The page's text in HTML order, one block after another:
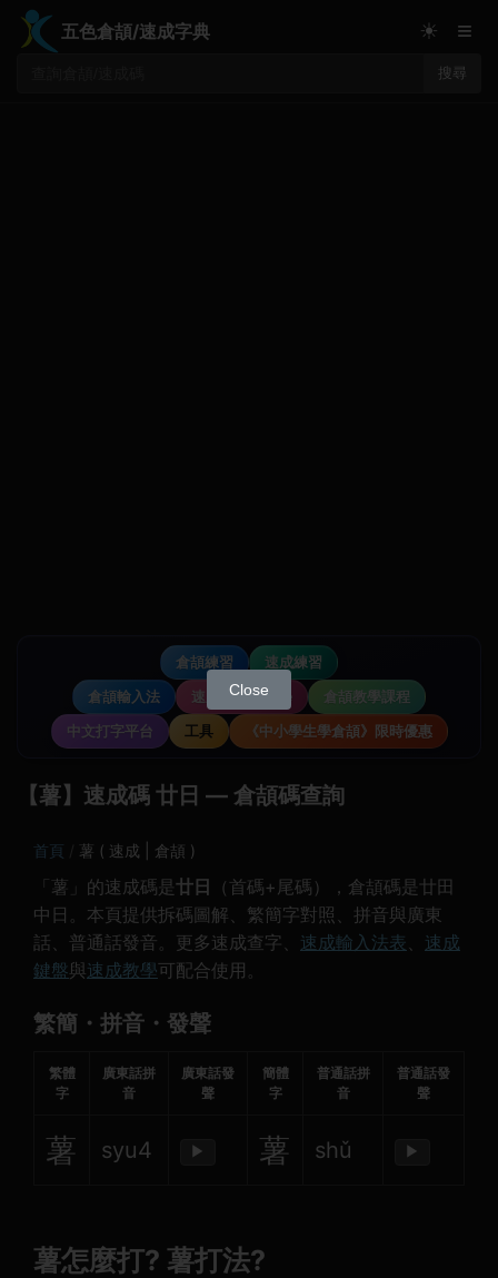
五色倉頡/速成字典
搜尋
☀ ≡
倉頡練習
速成練習
倉頡輸入法
速成輸入法教學
倉頡教學課程
中文打字平台
工具 《中小學生學倉頡》限時優惠
【薯】速成碼 廿日 — 倉頡碼查詢
首頁 薯 ( 速成 | 倉頡 )
「薯」的速成碼是 廿日
（首碼+尾碼），倉頡碼是廿田
中日。本頁提供拆碼圖解、繁簡字對照、拼音與廣東
話、普通話發音。更多速成查字、 速成輸入法表、 速成
鍵盤與速成教學可配合使用。
繁簡・拼音・發聲
繁體
字
廣東話拼
音
廣東話發
聲
簡體
字
普通話拼
音
普通話發
聲
薯 syu4 ▶ 薯 shǔ ▶
薯怎麼打? 薯打法?
Close